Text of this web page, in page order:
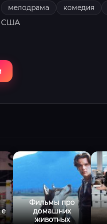
мелодрама комедия
США
Фильмы про
домашних
животных